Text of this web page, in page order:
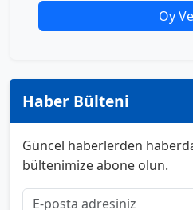
Oy
Haber Bülteni
Güncel haberlerden
bültenimize abone olun.